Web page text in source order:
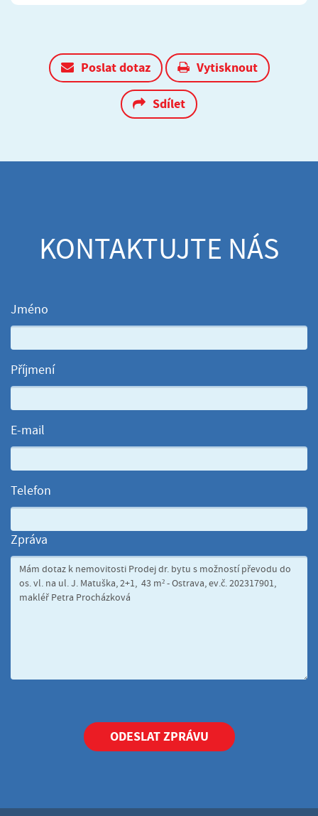
Poslat dotaz Vytisknout
Sdílet
KONTAKTUJTE NÁS
Jméno
Příjmení
E-mail
Telefon
Zpráva
ODESLAT ZPRÁVU